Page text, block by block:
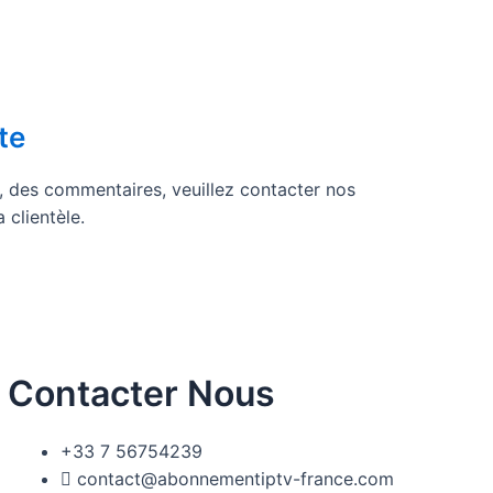
des commentaires, veuillez contacter nos
clientèle.
Contacter Nous
+33 7 56754239
contact@abonnementiptv-france.com